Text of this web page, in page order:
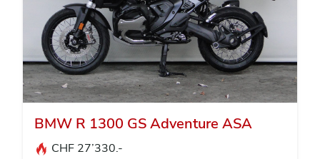
BMW R 1300 GS Adventure ASA
CHF 27’330.-